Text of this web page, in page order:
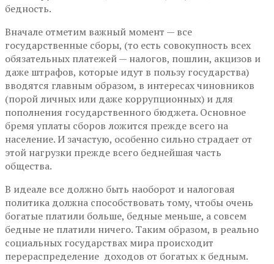
бедность.
Вначале отметим важный момент — все
государственные сборы, (то есть совокупность всех
обязательных платежей — налогов, пошлин, акцизов и
даже штрафов, которые идут в пользу государства)
вводятся главным образом, в интересах чиновников
(порой личных или даже коррупционных) и для
пополнения государственного бюджета. Основное
бремя уплаты сборов ложится прежде всего на
население. И зачастую, особенно сильно страдает от
этой нагрузки прежде всего беднейшая часть
общества.
В идеале все должно быть наоборот и налоговая
политика должна способствовать тому, чтобы очень
богатые платили больше, бедные меньше, а совсем
бедные не платили ничего. Таким образом, в реально
социальных государствах мира происходит
перераспределение доходов от богатых к бедным.